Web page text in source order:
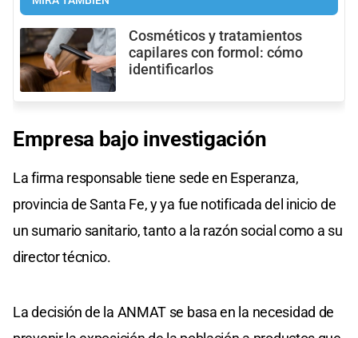
Cosméticos y tratamientos
capilares con formol: cómo
identificarlos
Empresa bajo investigación
La firma responsable tiene sede en Esperanza,
provincia de Santa Fe, y ya fue notificada del inicio de
un sumario sanitario, tanto a la razón social como a su
director técnico.
La decisión de la ANMAT se basa en la necesidad de